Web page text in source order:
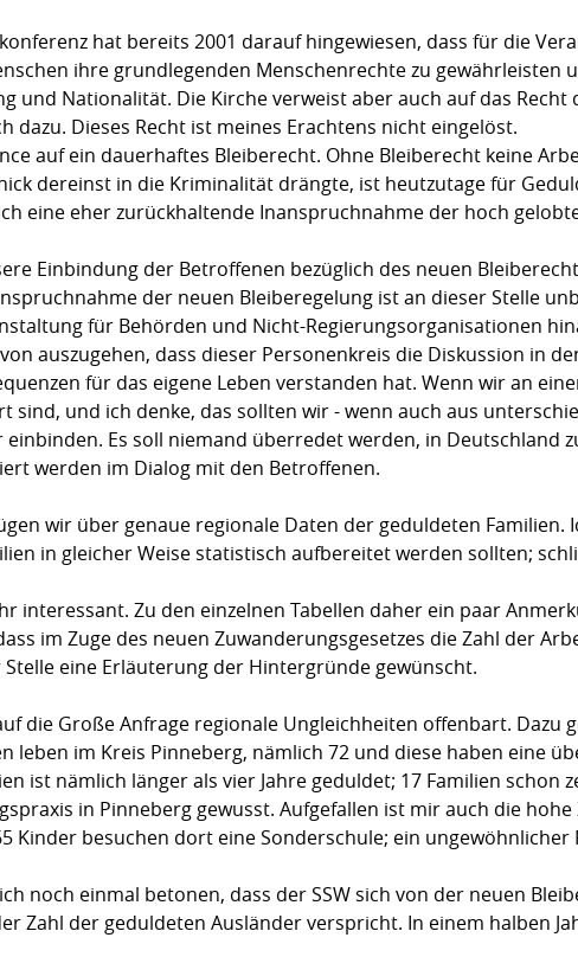
hat bereits 2001 darauf hingewiesen, dass für die
ihre grundlegenden Menschenrechte zu gewährleisten
und Nationalität. Die Kirche verweist aber auch auf das Recht
dazu. Dieses Recht ist meines Erachtens nicht eingelöst.
auf ein dauerhaftes Bleiberecht. Ohne Bleiberecht keine
dereinst in die Kriminalität drängte, ist heutzutage für
eine eher zurückhaltende Inanspruchnahme der hoch
Einbindung der Betroffenen bezüglich des neuen
der neuen Bleiberegelung ist an dieser Stelle
für Behörden und Nicht-Regierungsorganisationen
auszugehen, dass dieser Personenkreis die Diskussion in
für das eigene Leben verstanden hat. Wenn wir an
sind, und ich denke, das sollten wir - wenn auch aus
Es soll niemand überredet werden, in Deutschland
werden im Dialog mit den Betroffenen.
wir über genaue regionale Daten der geduldeten Familien.
in gleicher Weise statistisch aufbereitet werden sollten;
interessant. Zu den einzelnen Tabellen daher ein paar
im Zuge des neuen Zuwanderungsgesetzes die Zahl der
eine Erläuterung der Hintergründe gewünscht.
die Große Anfrage regionale Ungleichheiten offenbart. Dazu
leben im Kreis Pinneberg, nämlich 72 und diese haben eine
ist nämlich länger als vier Jahre geduldet; 17 Familien schon
in Pinneberg gewusst. Aufgefallen ist mir auch die
Kinder besuchen dort eine Sonderschule; ein
noch einmal betonen, dass der SSW sich von der neuen
Zahl der geduldeten Ausländer verspricht. In einem halben